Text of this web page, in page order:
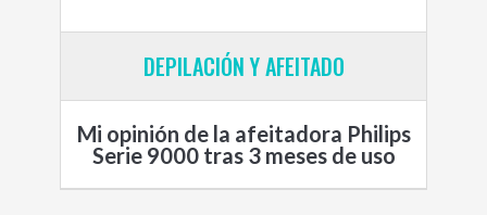
DEPILACIÓN Y AFEITADO
Mi opinión de la afeitadora Philips
Serie 9000 tras 3 meses de uso